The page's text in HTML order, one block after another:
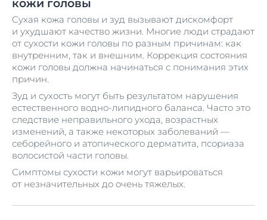
кожи головы
Сухая кожа головы и зуд вызывают дискомфорт
и ухудшают качество жизни. Многие люди страдают
от сухости кожи головы по разным причинам: как
внутренним, так и внешним. Коррекция состояния
кожи головы должна начинаться с понимания этих
причин.
Зуд и сухость могут быть результатом нарушения
естественного водно-липидного баланса. Часто это
следствие неправильного ухода, возрастных
изменений, а также некоторых заболеваний —
себорейного и атопического дерматита, псориаза
волосистой части головы.
Симптомы сухости кожи могут варьироваться
от незначительных до очень тяжелых.